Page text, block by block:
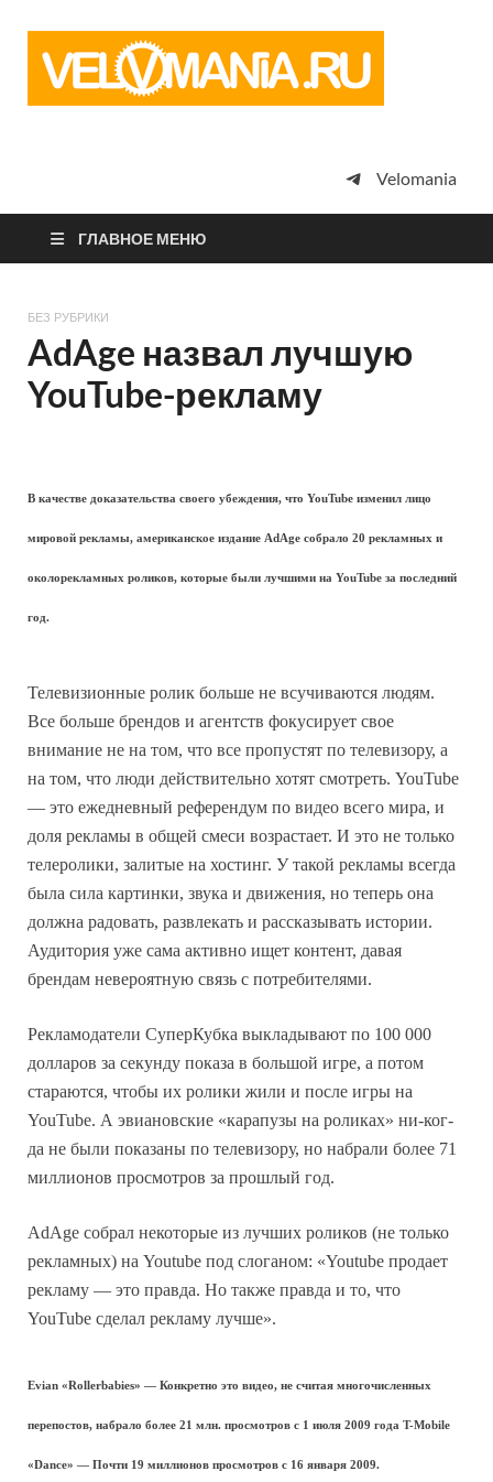
просто
Velomania
ГЛАВНОЕ МЕНЮ
БЕЗ РУБРИКИ
AdAge назвал лучшую
YouTube-рекламу
В качестве доказательства своего убеждения, что YouTube изменил лицо
мировой рекламы, американское издание AdAge собрало 20 рекламных и
околорекламных роликов, которые были лучшими на YouTube за последний
год.
Телевизионные ролик больше не всучиваются людям.
Все больше брендов и агентств фокусирует свое
внимание не на том, что все пропустят по телевизору, а
на том, что люди действительно хотят смотреть. YouTube
— это ежедневный референдум по видео всего мира, и
доля рекламы в общей смеси возрастает. И это не только
телеролики, залитые на хостинг. У такой рекламы всегда
была сила картинки, звука и движения, но теперь она
должна радовать, развлекать и рассказывать истории.
Аудитория уже сама активно ищет контент, давая
брендам невероятную связь с потребителями.
Рекламодатели СуперКубка выкладывают по 100 000
долларов за секунду показа в большой игре, а потом
стараются, чтобы их ролики жили и после игры на
YouTube. А эвиановские «карапузы на роликах» ни-ког-
да не были показаны по телевизору, но набрали более 71
миллионов просмотров за прошлый год.
AdAge собрал некоторые из лучших роликов (не только
рекламных) на Youtube под слоганом: «Youtube продает
рекламу — это правда. Но также правда и то, что
YouTube сделал рекламу лучше».
Evian «Rollerbabies» — Конкретно это видео, не считая многочисленных
перепостов, набрало более 21 млн. просмотров с 1 июля 2009 года T-Mobile
«Dance» — Почти 19 миллионов просмотров с 16 января 2009.